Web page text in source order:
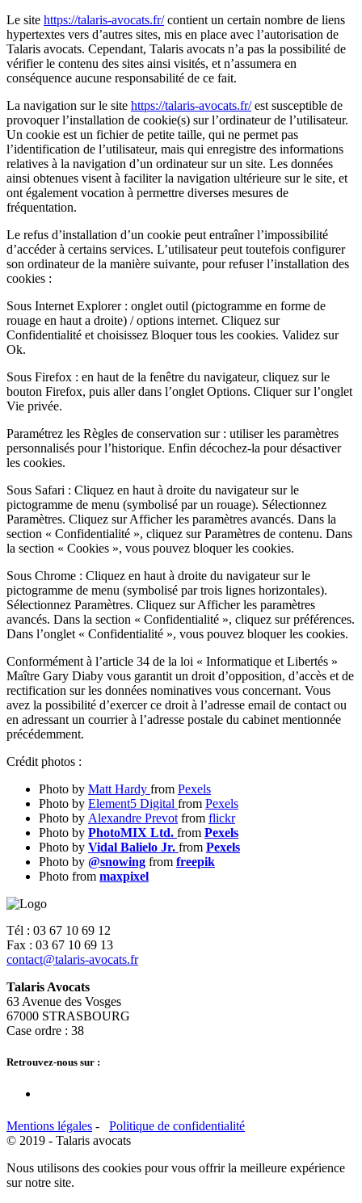
Le site https://talaris-avocats.fr/contient un certain nombre de liens
hypertextes vers d’autres sites, mis en place avec l’autorisation de
Talaris avocats. Cependant, Talaris avocats n’a pas la possibilité de
vérifier le contenu des sites ainsi visités, et n’assumera en
conséquence aucune responsabilité de ce fait.
La navigation sur le site https://talaris-avocats.fr/est susceptible de
provoquer l’installation de cookie(s) sur l’ordinateur de l’utilisateur.
Un cookie est un fichier de petite taille, qui ne permet pas
l’identification de l’utilisateur, mais qui enregistre des informations
relatives à la navigation d’un ordinateur sur un site. Les données
ainsi obtenues visent à faciliter la navigation ultérieure sur le site, et
ont également vocation à permettre diverses mesures de
fréquentation.
Le refus d’installation d’un cookie peut entraîner l’impossibilité
d’accéder à certains services. L’utilisateur peut toutefois configurer
son ordinateur de la manière suivante, pour refuser l’installation des
cookies :
Sous Internet Explorer : onglet outil (pictogramme en forme de
rouage en haut a droite) / options internet. Cliquez sur
Confidentialité et choisissez Bloquer tous les cookies. Validez sur
Ok.
Sous Firefox : en haut de la fenêtre du navigateur, cliquez sur le
bouton Firefox, puis aller dans l’onglet Options. Cliquer sur l’onglet
Vie privée.
Paramétrez les Règles de conservation sur : utiliser les paramètres
personnalisés pour l’historique. Enfin décochez-la pour désactiver
les cookies.
Sous Safari : Cliquez en haut à droite du navigateur sur le
pictogramme de menu (symbolisé par un rouage). Sélectionnez
Paramètres. Cliquez sur Afficher les paramètres avancés. Dans la
section « Confidentialité », cliquez sur Paramètres de contenu. Dans
la section « Cookies », vous pouvez bloquer les cookies.
Sous Chrome : Cliquez en haut à droite du navigateur sur le
pictogramme de menu (symbolisé par trois lignes horizontales).
Sélectionnez Paramètres. Cliquez sur Afficher les paramètres
avancés. Dans la section « Confidentialité », cliquez sur préférences.
Dans l’onglet « Confidentialité », vous pouvez bloquer les cookies.
Conformément à l’article 34 de la loi « Informatique et Libertés »
Maître Gary Diaby vous garantit un droit d’opposition, d’accès et de
rectification sur les données nominatives vous concernant. Vous
avez la possibilité d’exercer ce droit à l’adresse email de contact ou
en adressant un courrier à l’adresse postale du cabinet mentionnée
précédemment.
Crédit photos :
Photo by Matt Hardy from Pexels
Photo by Element5 Digital from Pexels
Photo by Alexandre Prevot from flickr
Photo by PhotoMIX Ltd. from Pexels
Photo by Vidal Balielo Jr. from Pexels
Photo by @snowing from freepik
Photo from maxpixel
Tél : 03 67 10 69 12
Fax : 03 67 10 69 13
contact@talaris-avocats.fr
Talaris Avocats
63 Avenue des Vosges
67000 STRASBOURG
Case ordre : 38
Retrouvez-nous sur :
Mentions légales - Politique de confidentialité
© 2019 - Talaris avocats
Nous utilisons des cookies pour vous offrir la meilleure expérience
sur notre site.